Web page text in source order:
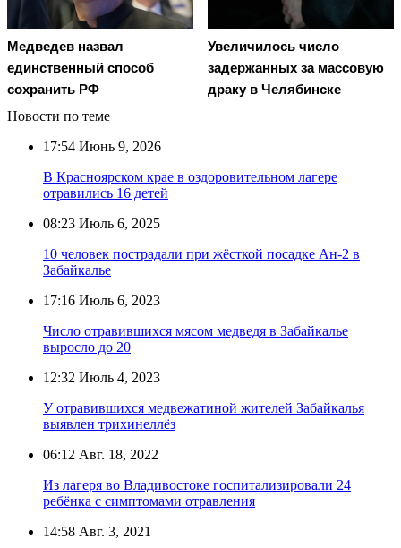
Медведев назвал
единственный способ
сохранить РФ
Увеличилось число
задержанных за массовую
драку в Челябинске
Новости по теме
17:54 Июнь 9, 2026
В Красноярском крае в оздоровительном лагере
отравились 16 детей
08:23 Июль 6, 2025
10 человек пострадали при жёсткой посадке Ан-2 в
Забайкалье
17:16 Июль 6, 2023
Число отравившихся мясом медведя в Забайкалье
выросло до 20
12:32 Июль 4, 2023
У отравившихся медвежатиной жителей Забайкалья
выявлен трихинеллёз
06:12 Авг. 18, 2022
Из лагеря во Владивостоке госпитализировали 24
ребёнка с симптомами отравления
14:58 Авг. 3, 2021